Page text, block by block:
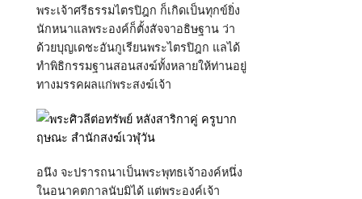
พระเจ้าศรีธรรมไตรปิฎก ก็เกิดเป็นทุกข์ยิ่ง
นักหนาแลพระองค์ก็ตั้งสัจจาอธิษฐาน ว่า
ด้วยบุญเดชะอันกูเรียนพระไตรปิฎก แลได้
ทำพิธิกรรมฐานสอนสงฆ์ทั้งหลายให้ท่านอยู่
ทางมรรคผลแก่พระสงฆ์เจ้า
อนึง จะปรารถนาเป็นพระพุทธเจ้าองค์หนึ่ง
ในอนาคตกาลนับมิได้ แต่พระองค์เจ้า